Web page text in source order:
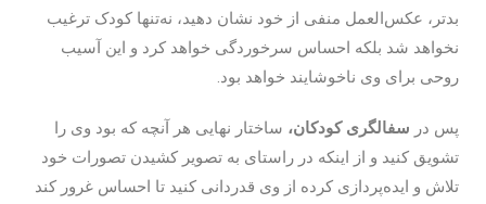
بدتر، عکس‌العمل منفی از خود نشان دهید، نه‌تنها کودک ترغیب
نخواهد شد بلکه احساس سرخوردگی خواهد کرد و این آسیب
روحی برای وی ناخوشایند خواهد بود.
پس در سفالگری کودکان، ساختار نهایی هر آنچه که بود وی را
تشویق کنید و از اینکه در راستای به تصویر کشیدن تصورات خود
تلاش و ایده‌پردازی کرده از وی قدردانی کنید تا احساس غرور کند